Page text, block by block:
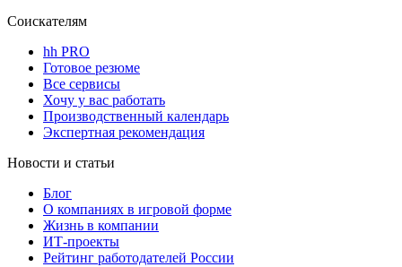
Соискателям
hh PRO
Готовое резюме
Все сервисы
Хочу у вас работать
Производственный календарь
Экспертная рекомендация
Новости и статьи
Блог
О компаниях в игровой форме
Жизнь в компании
ИТ-проекты
Рейтинг работодателей России